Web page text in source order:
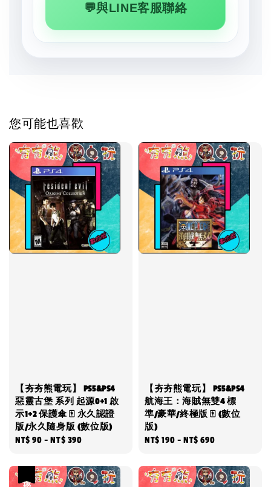
💬與LINE客服聯絡
您可能也喜歡
【夯夯熊電玩】 PS5&PS4
惡靈古堡 系列 起源0+1 啟
示1+2 保護傘 🀄 永久認證
版/永久隨身版 (數位版)
Regular
NT$ 90 -NT$ 390
【夯夯熊電玩】 PS5&PS4
航海王：海賊無雙4 標
準/豪華/終極版 🀄 (數位
版)
Regular
NT$ 190 -NT$ 690